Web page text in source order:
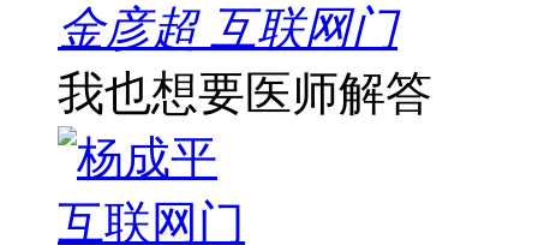
金彦超 互联网门
我也想要医师解答